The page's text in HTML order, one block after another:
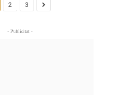
2 3
- Publicitat -